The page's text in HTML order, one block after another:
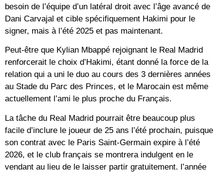
besoin de l’équipe d’un latéral droit avec l’âge avancé de
Dani Carvajal et cible spécifiquement Hakimi pour le
signer, mais à l’été 2025 et pas maintenant.
Peut-être que Kylian Mbappé rejoignant le Real Madrid
renforcerait le choix d’Hakimi, étant donné la force de la
relation qui a uni le duo au cours des 3 dernières années
au Stade du Parc des Princes, et le Marocain est même
actuellement l’ami le plus proche du Français.
La tâche du Real Madrid pourrait être beaucoup plus
facile d’inclure le joueur de 25 ans l’été prochain, puisque
son contrat avec le Paris Saint-Germain expire à l’été
2026, et le club français se montrera indulgent en le
vendant au lieu de le laisser partir gratuitement. l’année